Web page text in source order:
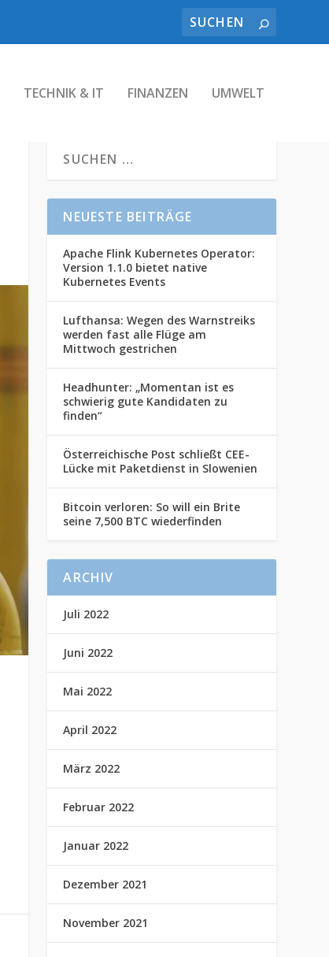
TECHNIK & IT FINANZEN UMWELT
NEUESTE BEITRÄGE
Apache Flink Kubernetes Operator:
Version 1.1.0 bietet native
Kubernetes Events
Lufthansa: Wegen des Warnstreiks
werden fast alle Flüge am
Mittwoch gestrichen
Headhunter: „Momentan ist es
schwierig gute Kandidaten zu
finden“
Österreichische Post schließt CEE-
Lücke mit Paketdienst in Slowenien
Bitcoin verloren: So will ein Brite
seine 7,500 BTC wiederfinden
ARCHIV
Juli 2022
Juni 2022
Mai 2022
April 2022
März 2022
Februar 2022
Januar 2022
Dezember 2021
November 2021